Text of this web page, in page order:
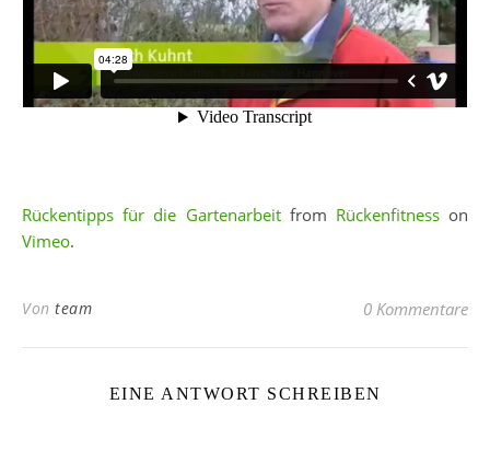
Rückentipps für die Gartenarbeitfrom Rückenfitnesson
Vimeo.
Von team 0 Kommentare
EINE ANTWORT SCHREIBEN